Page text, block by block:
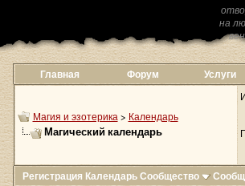
на
Главная Форум Услуги
Магия и эзотерика > Календарь
Магический календарь
Регистрация КалендарьСообщество